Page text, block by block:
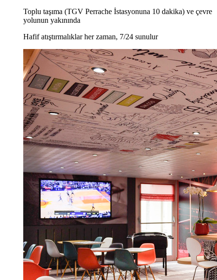
Toplu taşıma (TGV Perrache İstasyonuna 10 dakika) ve çevre
yolunun yakınında
Hafif atıştırmalıklar her zaman, 7/24 sunulur